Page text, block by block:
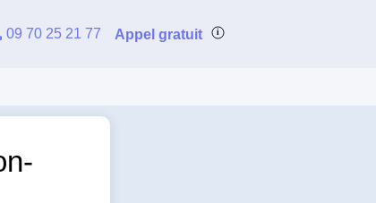
09 70 25 21 77 Appel gratuit